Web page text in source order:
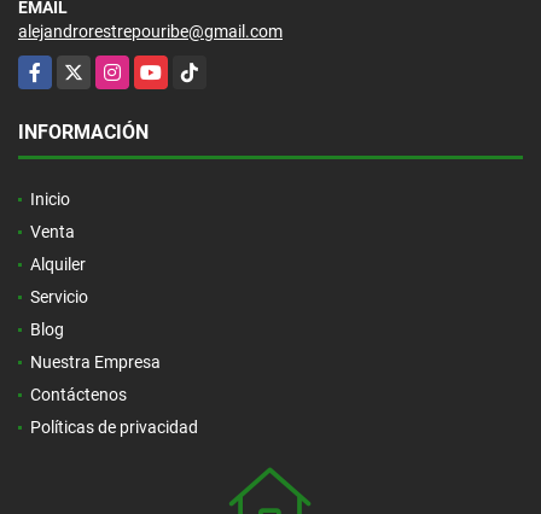
EMAIL
alejandrorestrepouribe@gmail.com
Facebook
X InstagramYouTubeTikTok
INFORMACIÓN
Inicio
Venta
Alquiler
Servicio
Blog
Nuestra Empresa
Contáctenos
Políticas de privacidad